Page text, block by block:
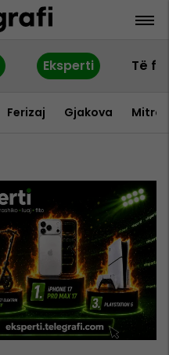
Eksperti Të
Ferizaj Gjakova